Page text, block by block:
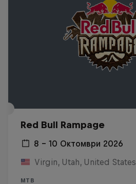
Red Bull Rampage
8 – 10 Октомври 2026
Virgin, Utah, United States
MTB